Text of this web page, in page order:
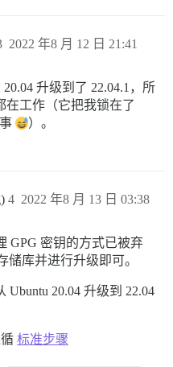
2022 年8 月 12 日 21:41
升级到了 22.04.1，所
在工作（它把我锁在了
）。
2022 年8 月 13 日 03:38
4
GPG 密钥的方式已被弃
储库并进行升级即可。
Ubuntu 20.04 升级到 22.04
标准步骤